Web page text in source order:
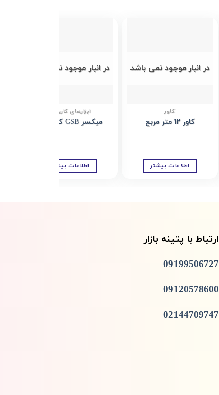
در انبار موجود نمی باشد
کاور
کاور ۱۲ متر مربع
اطلاعات بیشتر
در انبار موجود نمی باشد
ابزارهای کاربردی
میکسر GSB کد Z112
اطلاعات بیشتر
ارتباط با پتینه بازار
09199506727
09120578600
02144709747